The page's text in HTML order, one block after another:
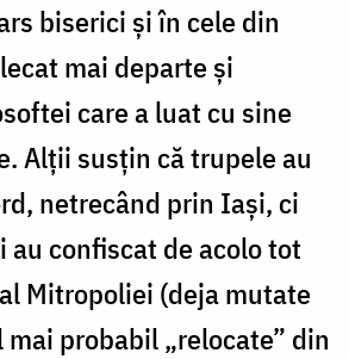
biserici și în cele din
mai departe și
care a luat cu sine
Alții susțin că trupele au
netrecând prin Iași, ci
au confiscat de acolo tot
Mitropoliei (deja mutate
probabil „relocate” din